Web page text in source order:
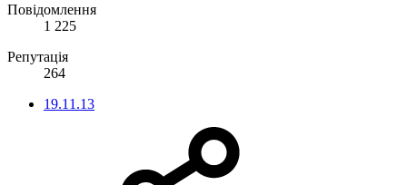
Повідомлення
1 225
Репутація
264
19.11.13